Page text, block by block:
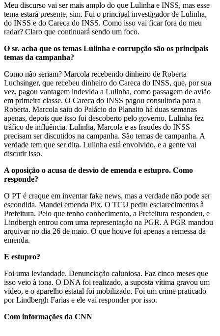
Meu discurso vai ser mais amplo do que Lulinha e INSS, mas esse
tema estará presente, sim. Fui o principal investigador de Lulinha,
do INSS e do Careca do INSS. Como isso vai ficar fora do meu
radar? Claro que continuará sendo um foco.
O sr. acha que os temas Lulinha e corrupção são os principais
temas da campanha?
Como não seriam? Marcola recebendo dinheiro de Roberta
Luchsinger, que recebeu dinheiro do Careca do INSS, que, por sua
vez, pagou vantagem indevida a Lulinha, como passagem de avião
em primeira classe. O Careca do INSS pagou consultoria para a
Roberta. Marcola saiu do Palácio do Planalto há duas semanas
apenas, depois que isso foi descoberto pelo governo. Lulinha fez
tráfico de influência. Lulinha, Marcola e as fraudes do INSS
precisam ser discutidos na campanha. São temas de campanha. A
verdade tem que ser dita. Lulinha está envolvido, e a gente vai
discutir isso.
A oposição o acusa de desvio de emenda e estupro. Como
responde?
O PT é craque em inventar fake news, mas a verdade não pode ser
escondida. Mandei emenda Pix. O TCU pediu esclarecimentos à
Prefeitura. Pelo que tenho conhecimento, a Prefeitura respondeu, e
Lindbergh entrou com uma representação na PGR. A PGR mandou
arquivar no dia 26 de maio. O que houve foi apenas a remessa da
emenda.
E estupro?
Foi uma leviandade. Denunciação caluniosa. Faz cinco meses que
isso veio à tona. O DNA foi realizado, a suposta vítima gravou um
vídeo, e o aparelho estatal foi mobilizado. Foi um crime praticado
por Lindbergh Farias e ele vai responder por isso.
Com informações da CNN